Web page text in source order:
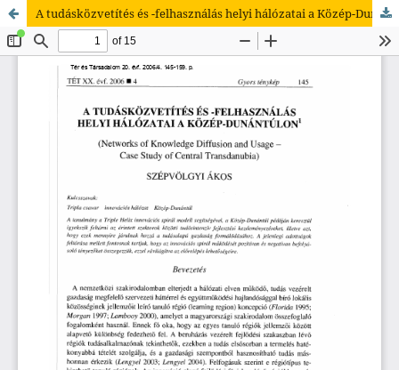
A tudásközvetítés és -felhasználás helyi hálózatai a Közép-Dunántúlon